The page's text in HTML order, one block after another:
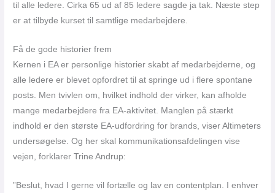
til alle ledere. Cirka 65 ud af 85 ledere sagde ja tak. Næste step
er at tilbyde kurset til samtlige medarbejdere.
Få de gode historier frem
Kernen i EA er personlige historier skabt af medarbejderne, og
alle ledere er blevet opfordret til at springe ud i flere spontane
posts. Men tvivlen om, hvilket indhold der virker, kan afholde
mange medarbejdere fra EA-aktivitet. Manglen på stærkt
indhold er den største EA-udfordring for brands, viser Altimeters
undersøgelse. Og her skal kommunikationsafdelingen vise
vejen, forklarer Trine Andrup:
”Beslut, hvad I gerne vil fortælle og lav en contentplan. I enhver